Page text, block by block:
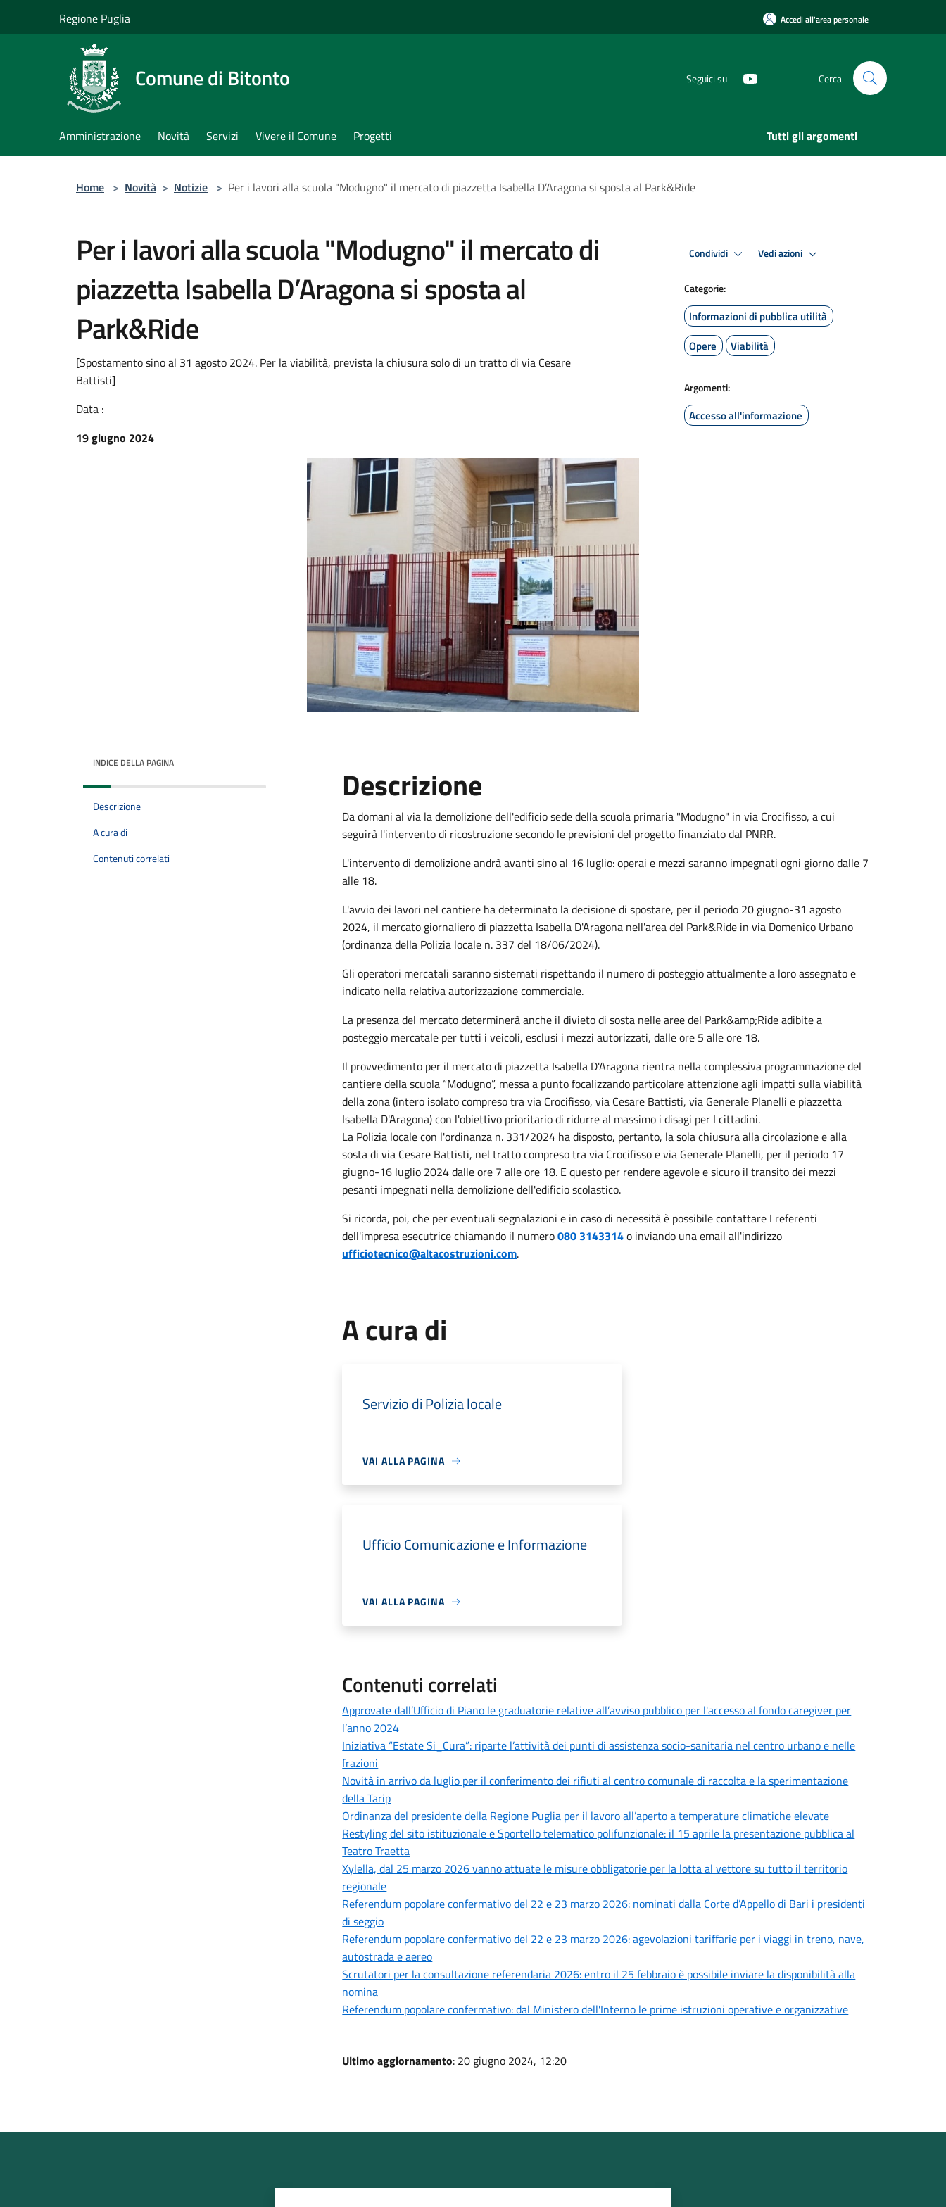
Regione Puglia Accedi all'area personale
Comune di Bitonto Seguici su Cerca
Amministrazione Novità Servizi Vivere il Comune Progetti Tutti gli argomenti
Home > Novità > Notizie > Per i lavori alla scuola "Modugno" il mercato di piazzetta Isabella D’Aragona si sposta al Park&Ride
Per i lavori alla scuola "Modugno" il mercato di
piazzetta Isabella D’Aragona si sposta al
Park&Ride
[Spostamento sino al 31 agosto 2024. Per la viabilità, prevista la chiusura solo di un tratto di via Cesare
Battisti]
Data :
19 giugno 2024
Condividi Vedi azioni
Categorie:
Informazioni di pubblica utilità
Opere
Viabilità
Argomenti:
Accesso all'informazione
INDICE DELLA PAGINA
Descrizione
A cura di
Contenuti correlati
Descrizione
Da domani al via la demolizione dell'edificio sede della scuola primaria "Modugno" in via Crocifisso, a cui
seguirà l'intervento di ricostruzione secondo le previsioni del progetto finanziato dal PNRR.
L'intervento di demolizione andrà avanti sino al 16 luglio: operai e mezzi saranno impegnati ogni giorno dalle 7
alle 18.
L'avvio dei lavori nel cantiere ha determinato la decisione di spostare, per il periodo 20 giugno-31 agosto
2024, il mercato giornaliero di piazzetta Isabella D'Aragona nell'area del Park&Ride in via Domenico Urbano
(ordinanza della Polizia locale n. 337 del 18/06/2024).
Gli operatori mercatali saranno sistemati rispettando il numero di posteggio attualmente a loro assegnato e
indicato nella relativa autorizzazione commerciale.
La presenza del mercato determinerà anche il divieto di sosta nelle aree del Park&amp;Ride adibite a
posteggio mercatale per tutti i veicoli, esclusi i mezzi autorizzati, dalle ore 5 alle ore 18.
Il provvedimento per il mercato di piazzetta Isabella D'Aragona rientra nella complessiva programmazione del
cantiere della scuola “Modugno”, messa a punto focalizzando particolare attenzione agli impatti sulla viabilità
della zona (intero isolato compreso tra via Crocifisso, via Cesare Battisti, via Generale Planelli e piazzetta
Isabella D'Aragona) con l'obiettivo prioritario di ridurre al massimo i disagi per I cittadini.
La Polizia locale con l'ordinanza n. 331/2024 ha disposto, pertanto, la sola chiusura alla circolazione e alla
sosta di via Cesare Battisti, nel tratto compreso tra via Crocifisso e via Generale Planelli, per il periodo 17
giugno-16 luglio 2024 dalle ore 7 alle ore 18. E questo per rendere agevole e sicuro il transito dei mezzi
pesanti impegnati nella demolizione dell'edificio scolastico.
Si ricorda, poi, che per eventuali segnalazioni e in caso di necessità è possibile contattare I referenti
dell'impresa esecutrice chiamando il numero080 3143314o inviando una email all'indirizzo
ufficiotecnico@altacostruzioni.com.
A cura di
Servizio di Polizia locale
VAI ALLA PAGINA
Ufficio Comunicazione e Informazione
VAI ALLA PAGINA
Contenuti correlati
Approvate dall’Ufficio di Piano le graduatorie relative all’avviso pubblico per l'accesso al fondo caregiver per
l’anno 2024
Iniziativa “Estate Si_Cura”: riparte l’attività dei punti di assistenza socio-sanitaria nel centro urbano e nelle
frazioni
Novità in arrivo da luglio per il conferimento dei rifiuti al centro comunale di raccolta e la sperimentazione
della Tarip
Ordinanza del presidente della Regione Puglia per il lavoro all’aperto a temperature climatiche elevate
Restyling del sito istituzionale e Sportello telematico polifunzionale: il 15 aprile la presentazione pubblica al
Teatro Traetta
Xylella, dal 25 marzo 2026 vanno attuate le misure obbligatorie per la lotta al vettore su tutto il territorio
regionale
Referendum popolare confermativo del 22 e 23 marzo 2026: nominati dalla Corte d’Appello di Bari i presidenti
di seggio
Referendum popolare confermativo del 22 e 23 marzo 2026: agevolazioni tariffarie per i viaggi in treno, nave,
autostrada e aereo
Scrutatori per la consultazione referendaria 2026: entro il 25 febbraio è possibile inviare la disponibilità alla
nomina
Referendum popolare confermativo: dal Ministero dell'Interno le prime istruzioni operative e organizzative
Ultimo aggiornamento: 20 giugno 2024, 12:20